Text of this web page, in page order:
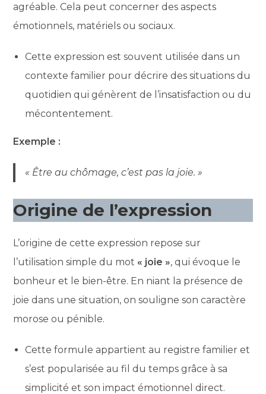
agréable. Cela peut concerner des aspects
émotionnels, matériels ou sociaux.
Cette expression est souvent utilisée dans un
contexte familier pour décrire des situations du
quotidien qui génèrent de l’insatisfaction ou du
mécontentement.
Exemple :
« Être au chômage, c’est pas la joie. »
Origine de l’expression
L’origine de cette expression repose sur
l’utilisation simple du mot « joie », qui évoque le
bonheur et le bien-être. En niant la présence de
joie dans une situation, on souligne son caractère
morose ou pénible.
Cette formule appartient au registre familier et
s’est popularisée au fil du temps grâce à sa
simplicité et son impact émotionnel direct.